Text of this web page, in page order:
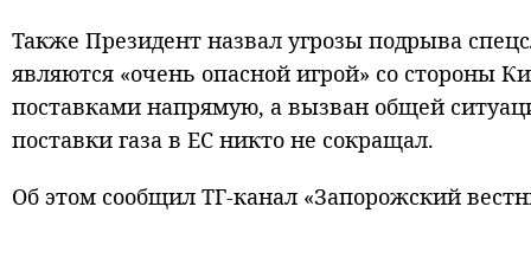
Также Президент назвал угрозы подрыва
являются «очень опасной игрой» со стороны
поставками напрямую, а вызван общей
поставки газа в ЕС никто не сокращал.
Об этом сообщил ТГ-канал «Запорожский